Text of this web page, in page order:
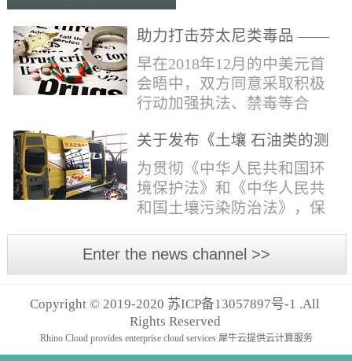
助力打击芬太尼类毒品 ——
布鲁克提供快速检测解决方
案
早在2018年12月的中美元首
会晤中，双方同意采取积极
行动加强执法、禁毒等合
管控。2019年4月，我国宣布
正式将“芬太尼类物质”按类
纳入毒品管制范畴。日前禁
毒委与公安部再次发声严管
赴，助力打击芬太尼类毒
方案！针对芬太尼类毒品的
快速分析，布鲁克推出红外
快速鉴定解决方案。包含
关于发布《土壤 石油类的测
定 红外分光光度法》等五项
国家环境保护标准的公告
为贯彻《中华人民共和国环
境保护法》和《中华人民共
和国土壤污染防治法》，保
康，规范生态环境监测工
项标准为国家环境保护标
准，并予发布。标准名称、
编号如下。一、《土壤 石油
Enter the news channel >>
Copyright © 2019-2020 苏ICP备13057897号-1 .All
Rights Reserved
Rhino Cloud provides enterprise cloud services 犀牛云提供云计算服务